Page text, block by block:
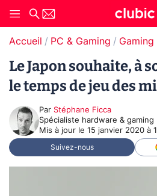
Accueil PC & Gaming Gaming
Le Japon souhaite, à
le temps de jeu des
Par Stéphane Ficca
Spécialiste hardware & gaming
Mis à jour le 15 janvier 2020 à
Suivez-nous